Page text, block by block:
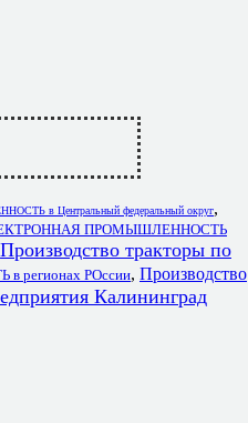
в Центральный федеральный округ,
ПРОМЫШЛЕННОСТЬ
Производство тракторы по
РОссии, Производство
Калининград